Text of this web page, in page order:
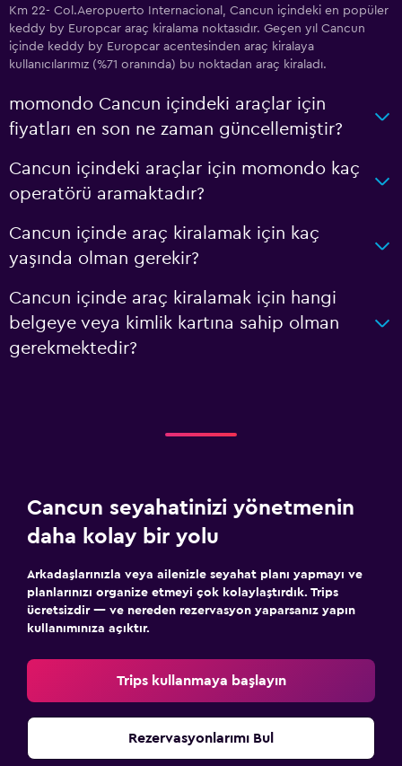
Km 22- Col.Aeropuerto Internacional, Cancun içindeki en popüler
keddy by Europcar araç kiralama noktasıdır. Geçen yıl Cancun
içinde keddy by Europcar acentesinden araç kiralaya
kullanıcılarımız (%71 oranında) bu noktadan araç kiraladı.
momondo Cancun içindeki araçlar için
fiyatları en son ne zaman güncellemiştir?
Cancun içindeki araçlar için momondo kaç
operatörü aramaktadır?
Cancun içinde araç kiralamak için kaç
yaşında olman gerekir?
Cancun içinde araç kiralamak için hangi
belgeye veya kimlik kartına sahip olman
gerekmektedir?
Cancun seyahatinizi yönetmenin
daha kolay bir yolu
Arkadaşlarınızla veya ailenizle seyahat planı yapmayı ve
planlarınızı organize etmeyi çok kolaylaştırdık. Trips
ücretsizdir — ve nereden rezervasyon yaparsanız yapın
kullanımınıza açıktır.
Trips kullanmaya başlayın
Rezervasyonlarımı Bul